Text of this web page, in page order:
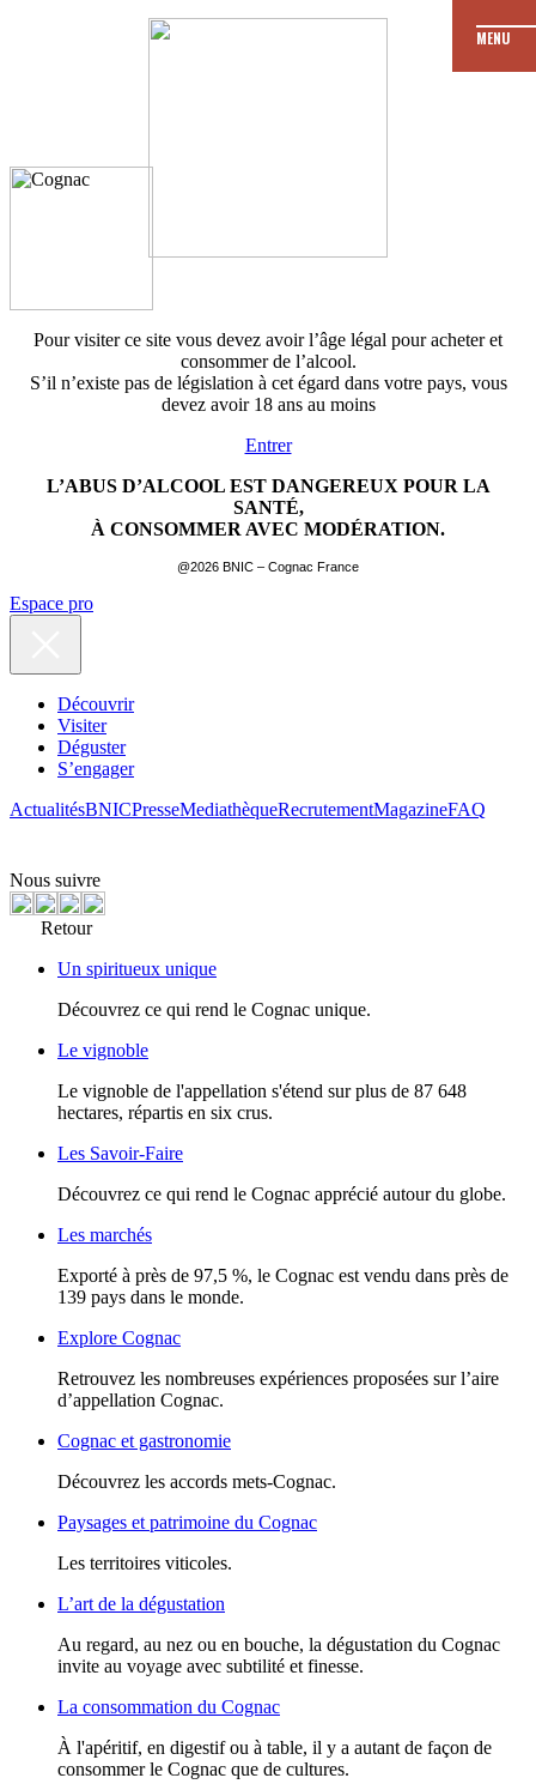
Pour visiter ce site vous devez avoir l’âge légal pour acheter et
consommer de l’alcool.
S’il n’existe pas de législation à cet égard dans votre pays, vous
devez avoir 18 ans au moins
Entrer
L’ABUS D’ALCOOL EST DANGEREUX POUR LA
SANTÉ,
À CONSOMMER AVEC MODÉRATION.
@2026 BNIC – Cognac France
MENU
Espace pro
Découvrir
Visiter
Déguster
S’engager
ActualitésBNICPresseMediathèqueRecrutementMagazineFAQ
Nous suivre
Retour
Un spiritueux unique
Découvrez ce qui rend le Cognac unique.
Le vignoble
Le vignoble de l'appellation s'étend sur plus de 87 648
hectares, répartis en six crus.
Les Savoir-Faire
Découvrez ce qui rend le Cognac apprécié autour du globe.
Les marchés
Exporté à près de 97,5 %, le Cognac est vendu dans près de
139 pays dans le monde.
Explore Cognac
Retrouvez les nombreuses expériences proposées sur l’aire
d’appellation Cognac.
Cognac et gastronomie
Découvrez les accords mets-Cognac.
Paysages et patrimoine du Cognac
Les territoires viticoles.
L’art de la dégustation
Au regard, au nez ou en bouche, la dégustation du Cognac
invite au voyage avec subtilité et finesse.
La consommation du Cognac
À l'apéritif, en digestif ou à table, il y a autant de façon de
consommer le Cognac que de cultures.